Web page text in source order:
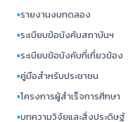
▪รายงานงบทดลอง
▪ระเบียบข้อบังคับสถาบันฯ
▪ระเบียบข้อบังคับที่เกี่ยวข้อง
▪คู่มือสำหรับประชาชน
▪โครงการผู้สำเร็จการศึกษา
▪บทความวิจัยและสิ่งประดิษฐ์